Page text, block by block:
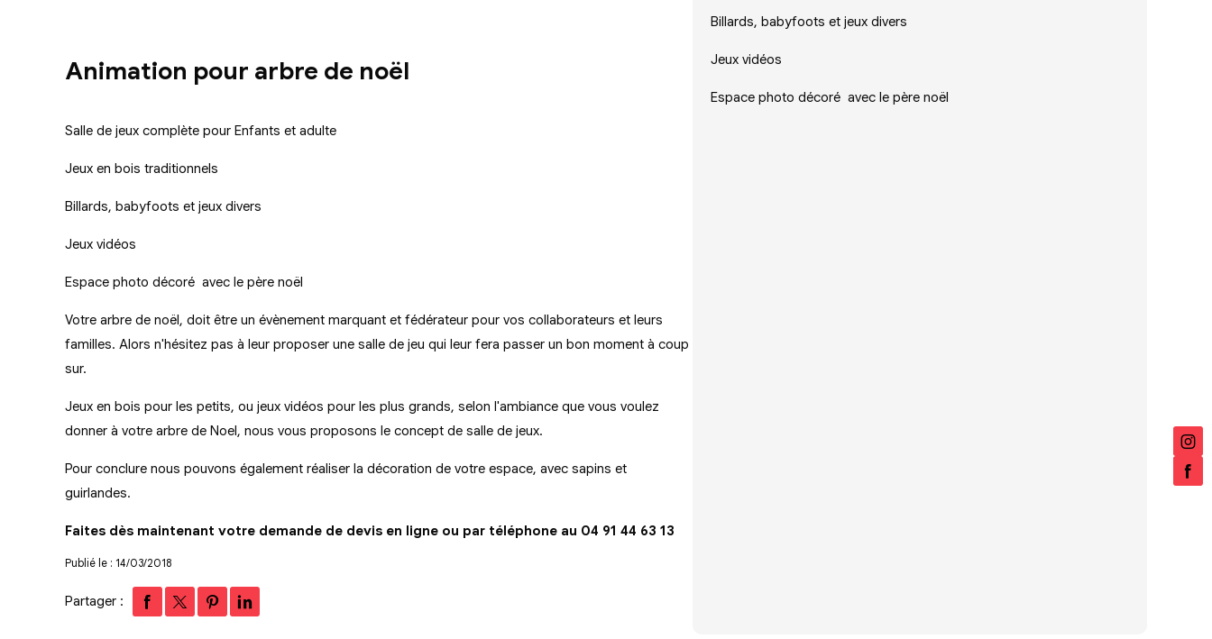
Animation pour arbre de noël
Salle de jeux complète pour Enfants et adulte
Jeux en bois traditionnels
Billards, babyfoots et jeux divers
Jeux vidéos
Espace photo décoré avec le père noël
Votre arbre de noël, doit être un évènement marquant et fédérateur pour vos collaborateurs et leurs
familles. Alors n'hésitez pas à leur proposer une salle de jeu qui leur fera passer un bon moment à coup
sur.
Jeux en bois pour les petits, ou jeux vidéos pour les plus grands, selon l'ambiance que vous voulez
donner à votre arbre de Noel, nous vous proposons le concept de salle de jeux.
Pour conclure nous pouvons également réaliser la décoration de votre espace, avec sapins et
guirlandes.
Faites dès maintenant votre demande de devis en ligne ou par téléphone au 04 91 44 63 13
Publié le : 14/03/2018
Partager :
Billards, babyfoots et jeux divers
Jeux vidéos
Espace photo décoré avec le père noël